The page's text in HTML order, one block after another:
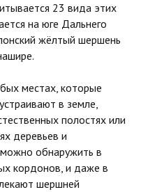
23 вида этих
на юге Дальнего
жёлтый шершень
местах, которые
в земле,
полостях или
деревьев и
обнаружить в
кордонов, и даже в
шершней